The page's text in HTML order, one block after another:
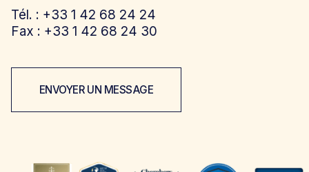
Tél. : +33 1 42 68 24 24
Fax : +33 1 42 68 24 30
ENVOYER UN MESSAGE